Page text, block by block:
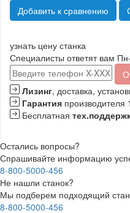
Добавить к сравнению
узнать цену станка
Специалисты ответят вам
Лизинг, доставка,
Гарантия производителя
Бесплатная
Остались вопросы?
Спрашивайте информацию
8-800-5000-456
Не нашли станок?
Мы подберем подходящий
8-800-5000-456